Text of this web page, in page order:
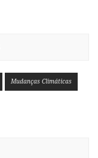
Mudanças Climáticas